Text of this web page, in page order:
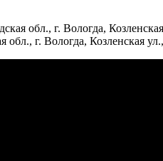
обл., г. Вологда,
г. Вологда, Козленская